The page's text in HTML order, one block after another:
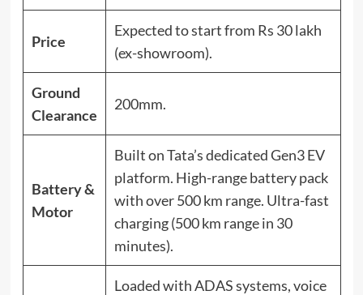
Price
Expected to start from Rs 30 lakh
(ex-showroom).
Ground
Clearance
200mm.
Battery &
Motor
Built on Tata’s dedicated Gen3 EV
platform. High-range battery pack
with over 500 km range. Ultra-fast
charging (500 km range in 30
minutes).
Loaded with ADAS systems, voice